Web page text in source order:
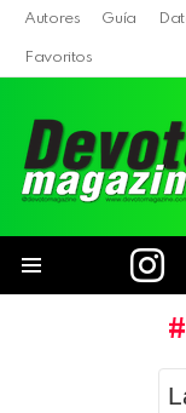
Autores Guía
Favoritos